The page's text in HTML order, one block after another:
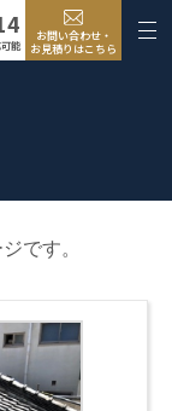
能
お問い合わせ・
お見積りはこちら
です。